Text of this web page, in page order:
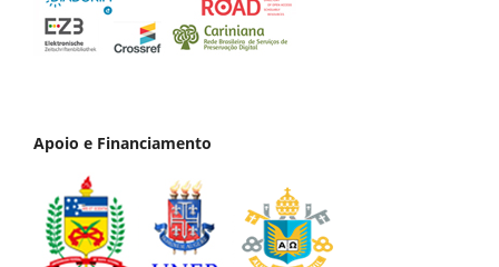
Apoio e Financiamento